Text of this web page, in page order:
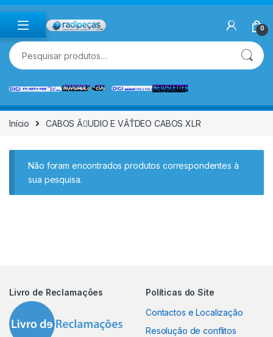
Skip to navigation
Skip to content
0
Pesquisar por:
Início CABOS ĂUDIO E VĂŤDEO CABOS XLR
Não foram encontrados produtos correspondentes à
sua pesquisa.
Livro de Reclamações
Políticas do Site
Contactos e Localização
Resolução de conflitos